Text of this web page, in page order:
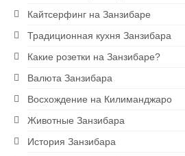
Кайтсерфинг на Занзибаре
Традиционная кухня Занзибара
Какие розетки на Занзибаре?
Валюта Занзибара
Восхождение на Килиманджаро
Животные Занзибара
История Занзибара